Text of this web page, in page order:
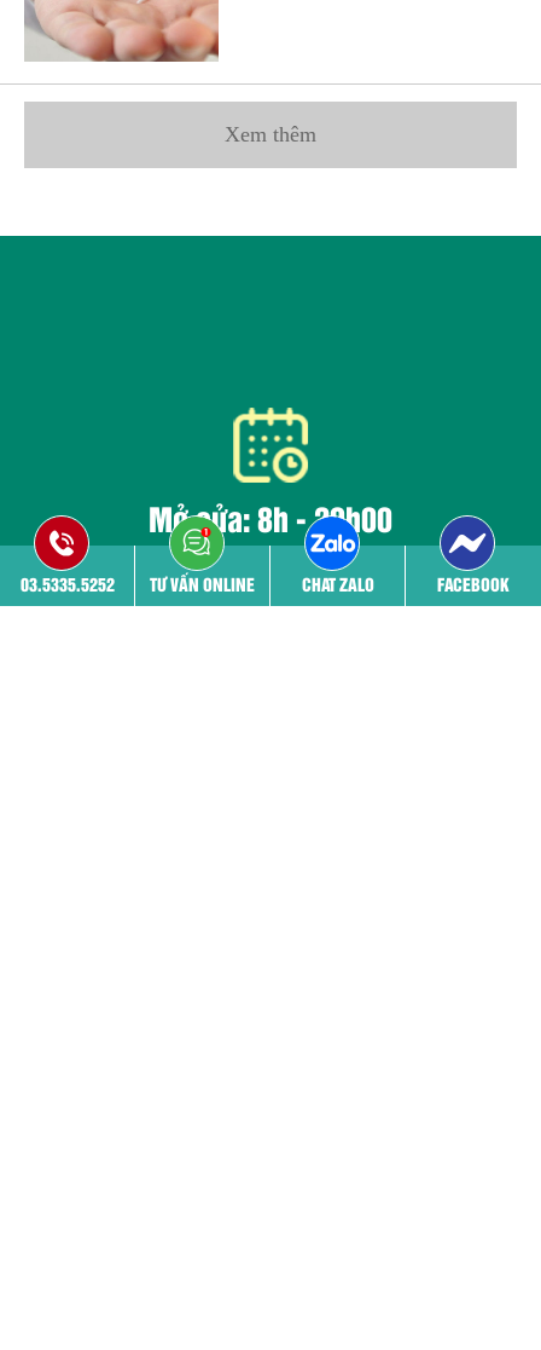
Xem thêm
Mở cửa: 8h - 20h00
Tất cả các ngày trong tuần kể cả ngày nghỉ lễ
03.5335.5252 TƯ VẤN ONLINE CHAT ZALO FACEBOOK